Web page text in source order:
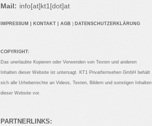
Mail: info[at]kt1[dot]at
IMPRESSUM KONTAKT AGB DATENSCHUTZERKLÄRUNG
COPYRIGHT:
Das unerlaubte Kopieren oder Verwenden von Texten und anderen
Inhalten dieser Website ist untersagt. KT1 Privatfernsehen GmbH behält
sich alle Urheberrechte an Videos, Texten, Bildern und sonstigen Inhalten
dieser Website vor.
PARTNERLINKS: